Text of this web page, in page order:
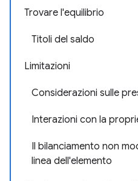
Trovare l'equilibrio
Titoli del saldo
Limitazioni
Considerazioni sulle
Interazioni con la
Il bilanciamento non
linea dell'elemento